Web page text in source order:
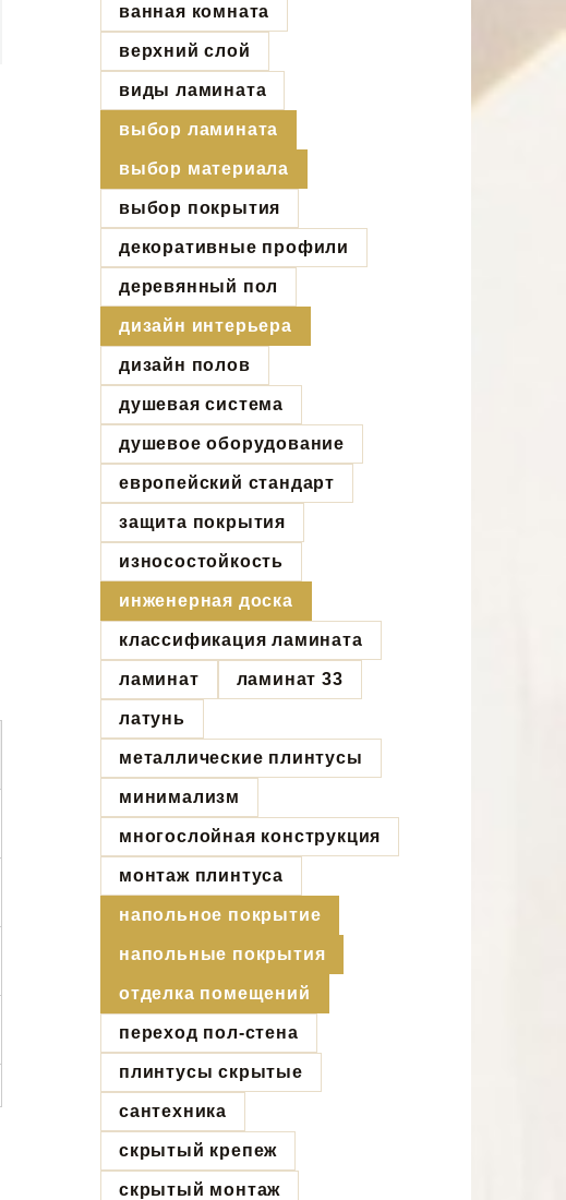
ванная комната
верхний слой
виды ламината
выбор ламината
выбор материала
выбор покрытия
декоративные профили
деревянный пол
дизайн интерьера
дизайн полов
душевая система
душевое оборудование
европейский стандарт
защита покрытия
износостойкость
инженерная доска
классификация ламината
ламинат ламинат 33
латунь
металлические плинтусы
минимализм
многослойная конструкция
монтаж плинтуса
напольное покрытие
напольные покрытия
отделка помещений
переход пол-стена
плинтусы скрытые
сантехника
скрытый крепеж
скрытый монтаж